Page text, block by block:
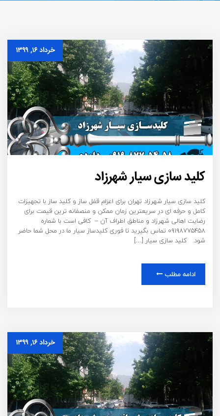
خرداد ۱۶, ۱۳۹۹
کلید سازی سیار شهرزاد
کلید سازی سیار شهرزاد تهران برای اعزام قفل ساز و کلید ساز با تجهیزات
کامل و حرفه ای در سریعترین زمان ممکن و منصفانه ترین قیمت برای
رضایت اهالی شهرزاد و مناطق اطراف آن – کافی است با شماره
۰۹۱۹۸۷۷۵۴۵۸ تماس بگیرید تا فوری کلیدساز سیار ما در محل شما حاضر
شود. کلید سازی سیار […]
ادامه مطلب
خرداد ۱۶, ۱۳۹۹